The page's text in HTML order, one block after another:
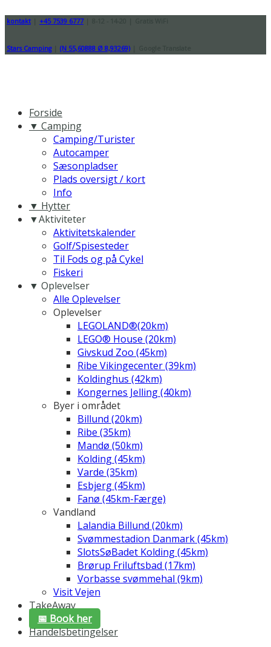
kontakt +45 7539 6777
Stars Camping (N 55,60888 Ø 8,93269)
Forside
▼ Camping
Camping/Turister
Autocamper
Sæsonpladser
Plads oversigt / kort
Info
▼ Hytter
▼Aktiviteter
Aktivitetskalender
Golf/Spisesteder
Til Fods og på Cykel
Fiskeri
▼ Oplevelser
Alle Oplevelser
Oplevelser
LEGOLAND®(20km)
LEGO® House (20km)
Givskud Zoo (45km)
Ribe Vikingecenter (39km)
Koldinghus (42km)
Kongernes Jelling (40km)
Byer i området
Billund (20km)
Ribe (35km)
Mandø (50km)
Kolding (45km)
Varde (35km)
Esbjerg (45km)
Fanø (45km-Færge)
Vandland
Lalandia Billund (20km)
Svømmestadion Danmark (45km)
SlotsSøBadet Kolding (45km)
Brørup Friluftsbad (17km)
Vorbasse svømmehal (9km)
Visit Vejen
TakeAway
📅 Book her
Handelsbetingelser